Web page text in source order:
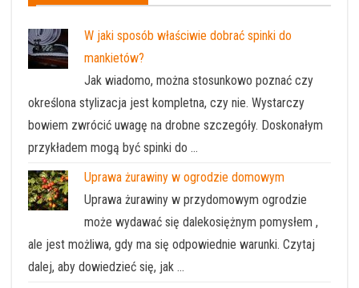
W jaki sposób właściwie dobrać spinki do
mankietów?
Jak wiadomo, można stosunkowo poznać czy
określona stylizacja jest kompletna, czy nie. Wystarczy
bowiem zwrócić uwagę na drobne szczegóły. Doskonałym
przykładem mogą być spinki do …
Uprawa żurawiny w ogrodzie domowym
Uprawa żurawiny w przydomowym ogrodzie
może wydawać się dalekosiężnym pomysłem ,
ale jest możliwa, gdy ma się odpowiednie warunki. Czytaj
dalej, aby dowiedzieć się, jak …